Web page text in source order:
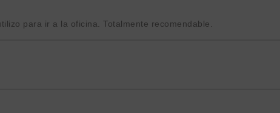
para ir a la oficina. Totalmente recomendable.